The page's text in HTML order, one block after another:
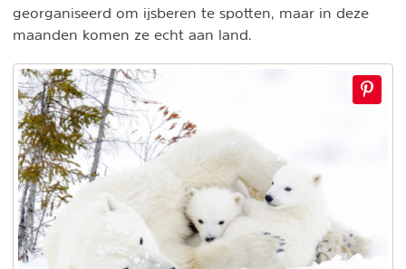
georganiseerd om ijsberen te spotten, maar in deze
maanden komen ze echt aan land.